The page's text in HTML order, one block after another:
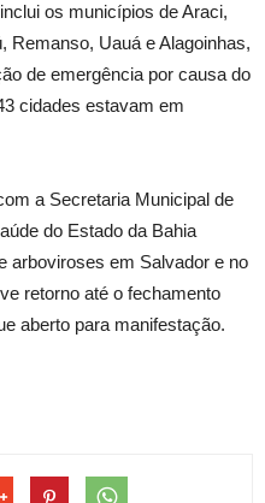
os municípios de Araci,
Remanso, Uauá e Alagoinhas,
de emergência por causa do
cidades estavam em
a Secretaria Municipal de
do Estado da Bahia
arboviroses em Salvador e no
retorno até o fechamento
aberto para manifestação.